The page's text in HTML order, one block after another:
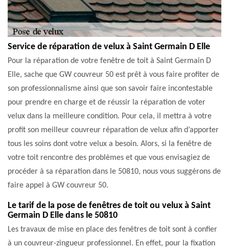
Service de réparation de velux à Saint Germain D Elle
Pour la réparation de votre fenêtre de toit à Saint Germain D
Elle, sache que GW couvreur 50 est prêt à vous faire profiter de
son professionnalisme ainsi que son savoir faire incontestable
pour prendre en charge et de réussir la réparation de voter
velux dans la meilleure condition. Pour cela, il mettra à votre
profit son meilleur couvreur réparation de velux afin d’apporter
tous les soins dont votre velux a besoin. Alors, si la fenêtre de
votre toit rencontre des problèmes et que vous envisagiez de
procéder à sa réparation dans le 50810, nous vous suggérons de
faire appel à GW couvreur 50.
Le tarif de la pose de fenêtres de toit ou velux à Saint
Germain D Elle dans le 50810
Les travaux de mise en place des fenêtres de toit sont à confier
à un couvreur-zingueur professionnel. En effet, pour la fixation